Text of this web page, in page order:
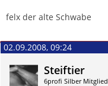
felx der alte Schwabe
02.09.2008, 09:24
Steiftier
6profi Silber Mitglied